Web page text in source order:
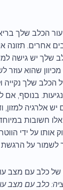
הכלב שלך
וחומרי תזונה חשובים
שלך יש גישה
שהוא
הכלב שלך
בנוסף,
אלרגיה
חשובות
על ידי
לשמור על הרגשת
כלב עם מצב